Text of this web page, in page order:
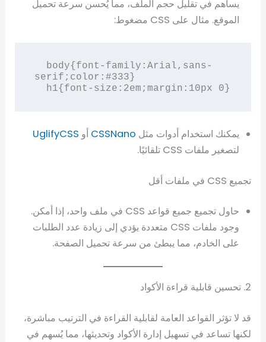
يساهم في تقليل حجم الملف، مما يُحسن سرعة تحميل
الموقع. مثال على CSS مضغوط:
serif;color:#333}
  h1{font-size:2em;margin:10px 0}
يمكنك استخدام أدوات مثل CSSNano أو UglifyCSS
لتصغير ملفات CSS تلقائيًا.
تجميع CSS في ملفات أقل
حاول تجميع جميع قواعد CSS في ملف واحد، إذا أمكن.
وجود ملفات CSS متعددة يؤدي إلى زيادة عدد الطلبات
على الخادم، مما يبطئ من سرعة تحميل الصفحة.
2. تحسين قابلية قراءة الأكواد
قد لا تؤثر القواعد العامة لقابلية القراءة في الترتيب مباشرة،
لكنها تساعد في تسهيل إدارة الأكواد وتحديثها، مما يُسهم في